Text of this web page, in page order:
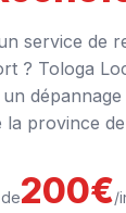
service de
? Tologa
dépannage
la province
200€/